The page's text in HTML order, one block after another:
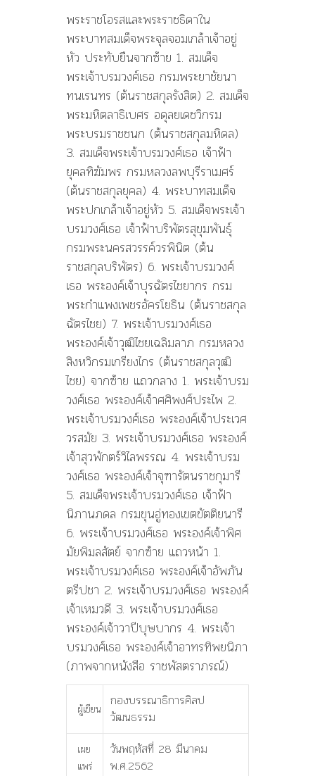
บันทึก
เจ้า
นาย
สตรี
พระราชโอรสและพระราชธิดาใน
พระบาทสมเด็จพระจุลจอมเกล้าเจ้าอยู่
หัว ประทับยืนจากซ้าย 1. สมเด็จ
พระเจ้าบรมวงศ์เธอ กรมพระยาชัยนา
ทนเรนทร (ต้นราชสกุลรังสิต) 2. สมเด็จ
พระมหิตลาธิเบศร อดุลยเดชวิกรม
พระบรมราชชนก (ต้นราชสกุลมหิดล)
3. สมเด็จพระเจ้าบรมวงศ์เธอ เจ้าฟ้า
ยุคลทิฆัมพร กรมหลวงลพบุรีราเมศร์
(ต้นราชสกุลยุคล) 4. พระบาทสมเด็จ
พระปกเกล้าเจ้าอยู่หัว 5. สมเด็จพระเจ้า
บรมวงศ์เธอ เจ้าฟ้าบริพัตรสุขุมพันธุ์
กรมพระนครสวรรค์วรพินิต (ต้น
ราชสกุลบริพัตร) 6. พระเจ้าบรมวงศ์
เธอ พระองค์เจ้าบุรฉัตรไชยากร กรม
พระกำแพงเพชรอัครโยธิน (ต้นราชสกุล
ฉัตรไชย) 7. พระเจ้าบรมวงศ์เธอ
พระองค์เจ้าวุฒิไชยเฉลิมลาภ กรมหลวง
สิงหวิกรมเกรียงไกร (ต้นราชสกุลวุฒิ
ไชย) จากซ้าย แถวกลาง 1. พระเจ้าบรม
วงศ์เธอ พระองค์เจ้าศศิพงศ์ประไพ 2.
พระเจ้าบรมวงศ์เธอ พระองค์เจ้าประเวศ
วรสมัย 3. พระเจ้าบรมวงศ์เธอ พระองค์
เจ้าสุวพักตร์วิไลพรรณ 4. พระเจ้าบรม
วงศ์เธอ พระองค์เจ้าจุฑารัตนราชกุมารี
5. สมเด็จพระเจ้าบรมวงศ์เธอ เจ้าฟ้า
นิภานภดล กรมขุนอู่ทองเขตขัตติยนารี
6. พระเจ้าบรมวงศ์เธอ พระองค์เจ้าพิศ
มัยพิมลสัตย์ จากซ้าย แถวหน้า 1.
พระเจ้าบรมวงศ์เธอ พระองค์เจ้าอัพภัน
ตรีปชา 2. พระเจ้าบรมวงศ์เธอ พระองค์
เจ้าเหมวดี 3. พระเจ้าบรมวงศ์เธอ
พระองค์เจ้าวาปีบุษบากร 4. พระเจ้า
บรมวงศ์เธอ พระองค์เจ้าอาทรทิพยนิภา
(ภาพจากหนังสือ ราชพัสตราภรณ์)
ผู้เขียน
กองบรรณาธิการศิลป
วัฒนธรรม
เผย
แพร่
วันพฤหัสที่ 28 มีนาคม
พ.ศ.2562